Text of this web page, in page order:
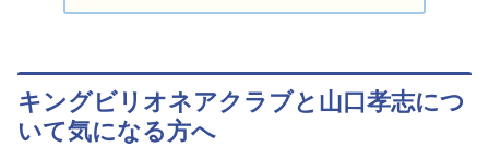
キングビリオネアクラブと山口孝志につ
いて気になる方へ